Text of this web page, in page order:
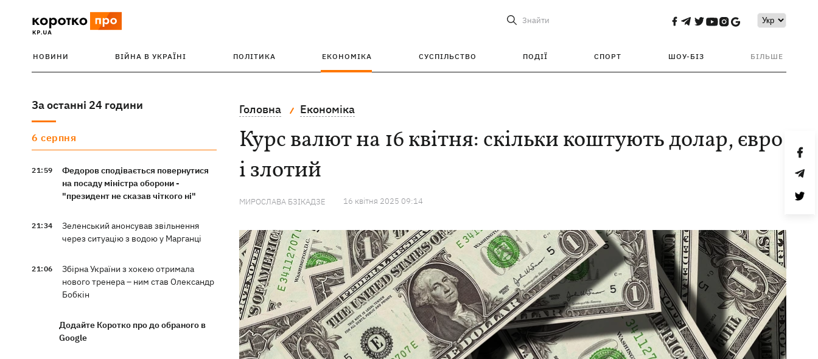
Знайти
НОВИНИ ВІЙНА В УКРАЇНІ ПОЛІТИКА ЕКОНОМІКА СУСПІЛЬСТВО ПОДІЇ СПОРТ ШОУ-БІЗ БІЛЬШЕ
За останні 24 години
6 серпня
21:59
Федоров сподівається повернутися
на посаду міністра оборони -
"президент не сказав чіткого ні"
21:34
Зеленський анонсував звільнення
через ситуацію з водою у Марганці
21:06
Збірна України з хокею отримала
нового тренера – ним став Олександр
Бобкін
Додайте Коротко про до обраного в
Google
Головна Економіка
Курс валют на 16 квітня: скільки коштують долар, євро
і злотий
МИРОСЛАВА БЗІКАДЗЕ 16 квiтня 2025 09:14